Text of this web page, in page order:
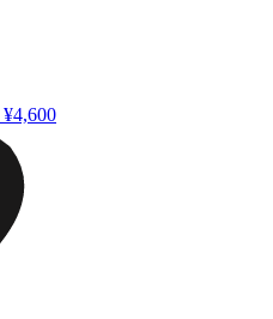
¥4,600